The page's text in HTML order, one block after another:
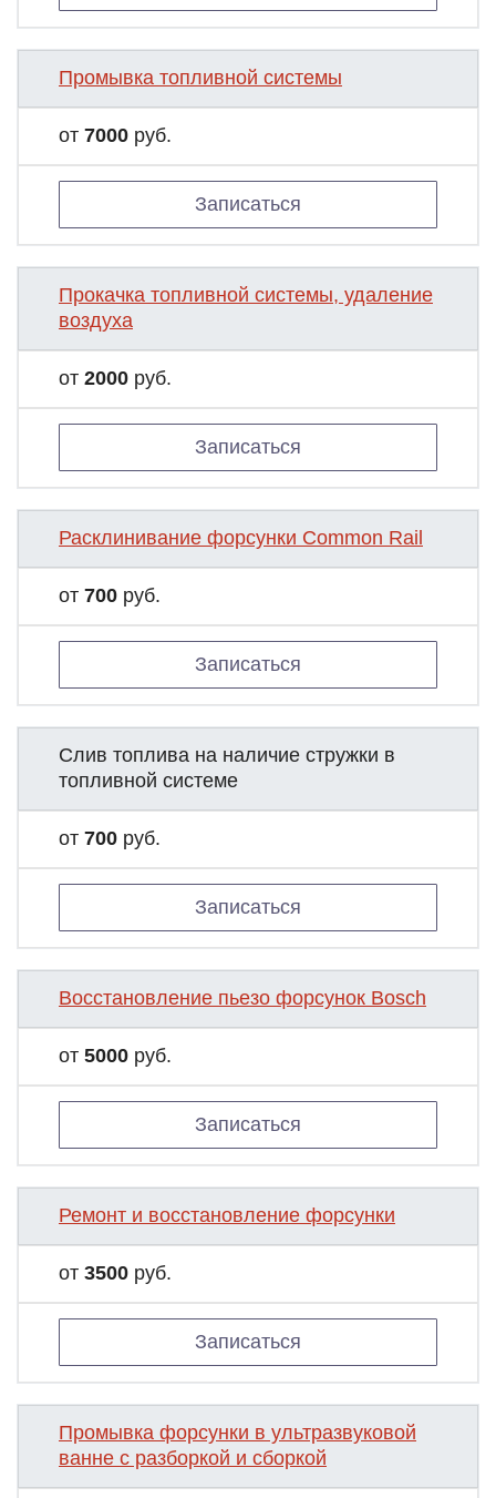
Промывка топливной системы
от 7000 руб.
Записаться
Прокачка топливной системы, удаление
воздуха
от 2000 руб.
Записаться
Расклинивание форсунки Common Rail
от 700 руб.
Записаться
Слив топлива на наличие стружки в
топливной системе
от 700 руб.
Записаться
Восстановление пьезо форсунок Bosch
от 5000 руб.
Записаться
Ремонт и восстановление форсунки
от 3500 руб.
Записаться
Промывка форсунки в ультразвуковой
ванне с разборкой и сборкой